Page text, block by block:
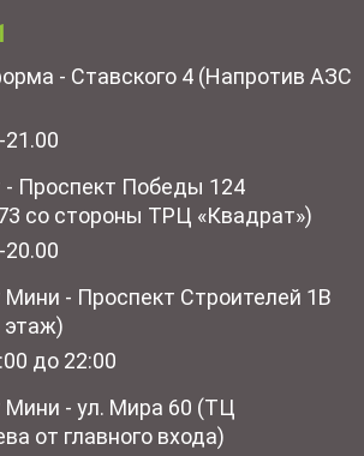
- Ставского 4 (Напротив АЗС
- Проспект Победы 124
со стороны ТРЦ «Квадрат»)
Мини - Проспект Строителей 1В
этаж)
до 22:00
Мини - ул. Мира 60 (ТЦ
от главного входа)